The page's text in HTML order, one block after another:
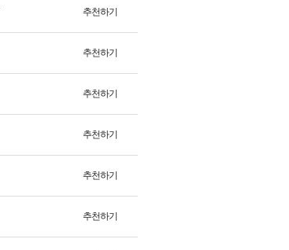
추천하기
추천하기
추천하기
추천하기
추천하기
추천하기